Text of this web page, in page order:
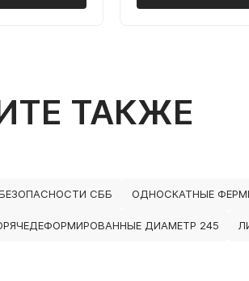
ТАКЖЕ
СББ ОДНОСКАТНЫЕ
ДИАМЕТР 245